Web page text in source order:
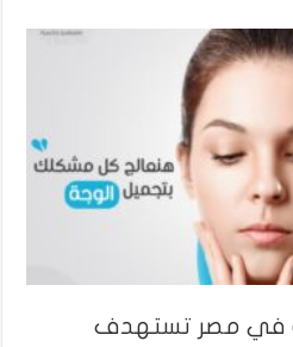
في مصر تستهدف